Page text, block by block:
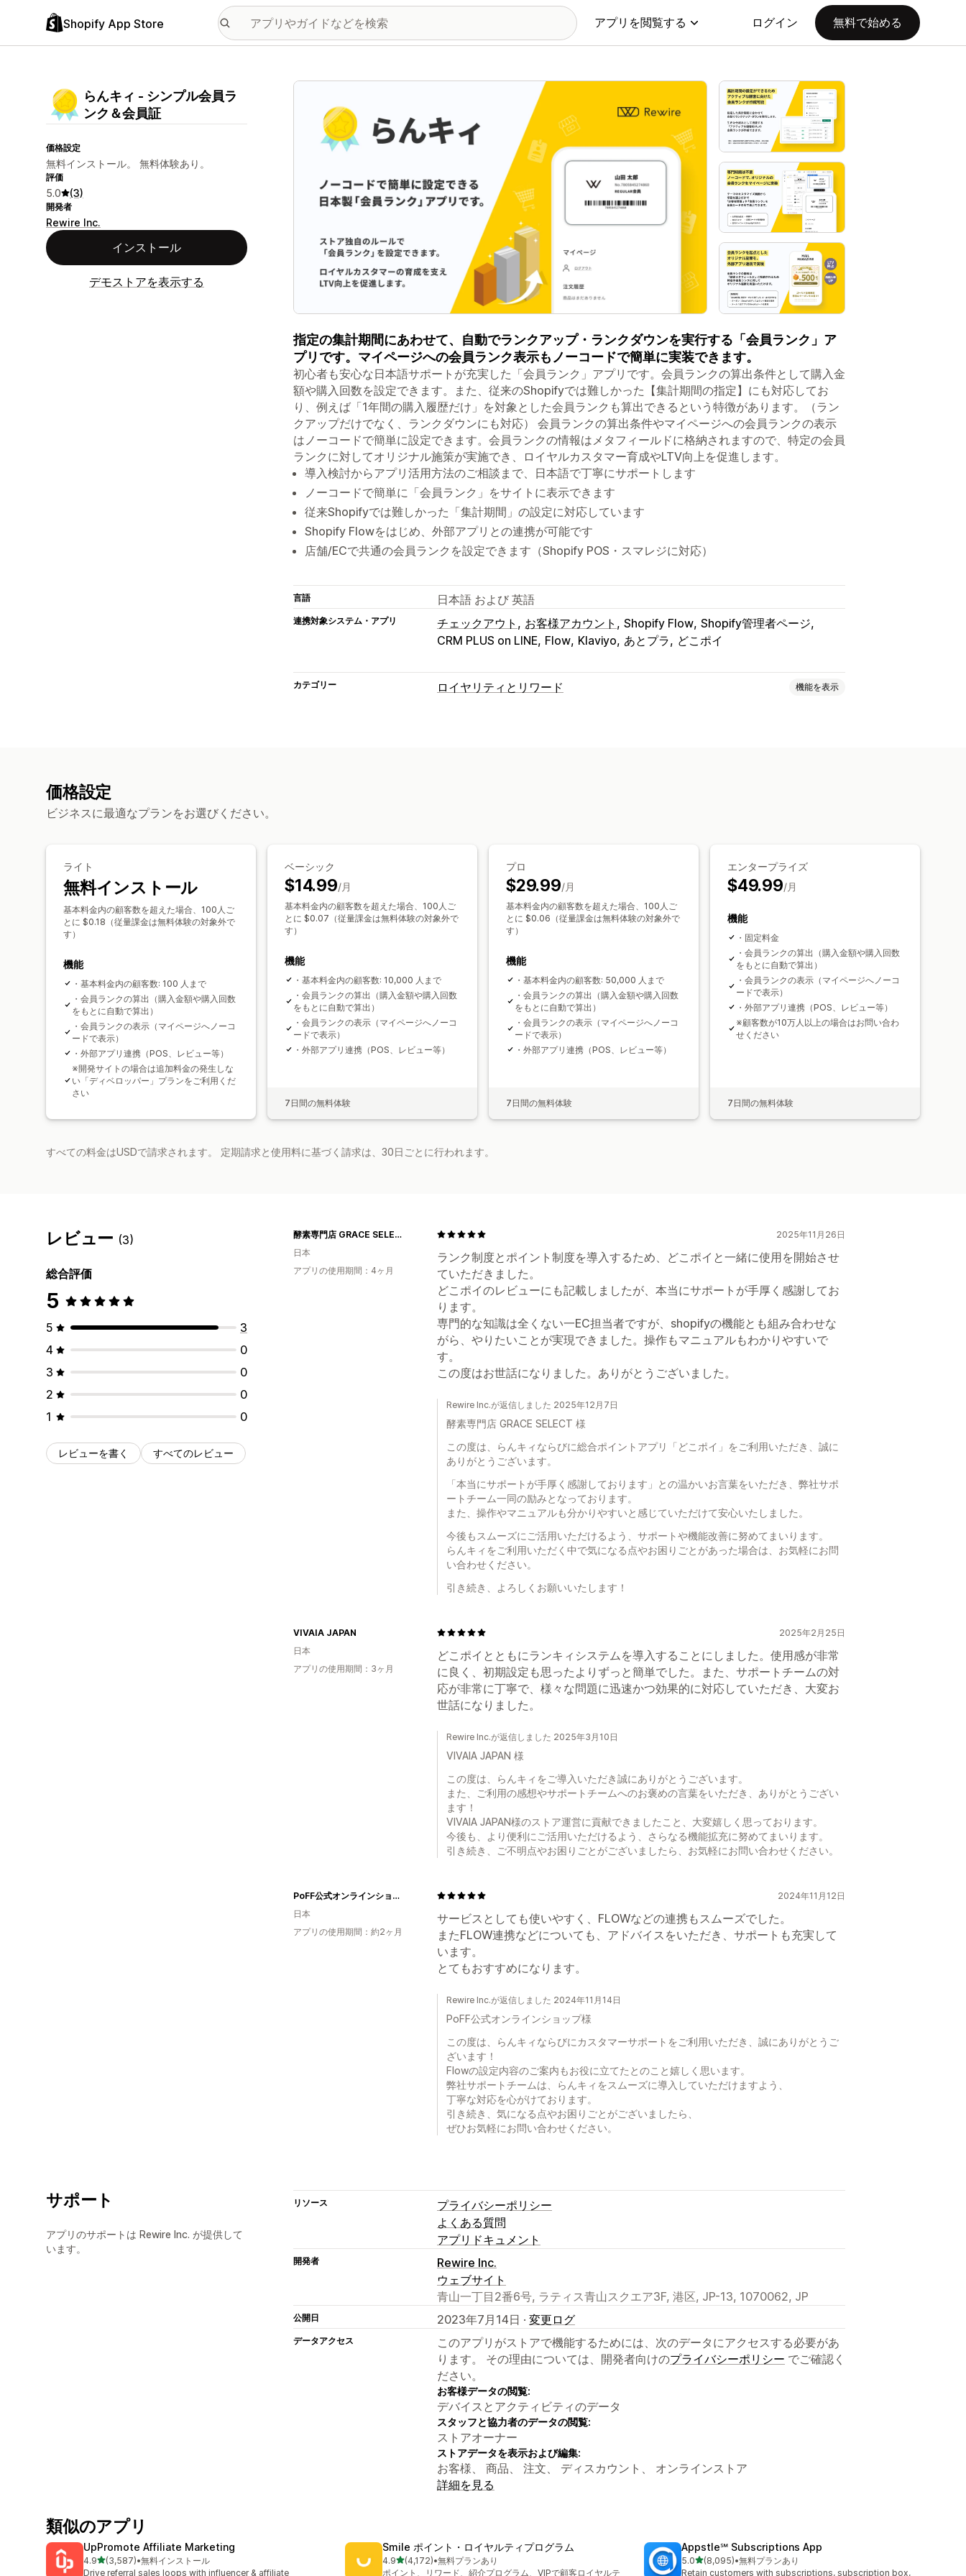
Shopify App Store アプリを閲覧する ログイン 無料で始める
らんキィ ‑ シンプル会員ラ
ンク＆会員証
価格設定
無料インストール。 無料体験あり。
評価
5.0 (3)
開発者
Rewire Inc.
インストール
デモストアを表示する
特集の画像ギャラリー
指定の集計期間にあわせて、自動でランクアップ・ランクダウンを実行する「会員ランク」ア
プリです。マイページへの会員ランク表示もノーコードで簡単に実装できます。
初心者も安心な日本語サポートが充実した「会員ランク」アプリです。会員ランクの算出条件として購入金
額や購入回数を設定できます。また、従来のShopifyでは難しかった【集計期間の指定】にも対応してお
り、例えば「1年間の購入履歴だけ」を対象とした会員ランクも算出できるという特徴があります。（ラン
クアップだけでなく、ランクダウンにも対応） 会員ランクの算出条件やマイページへの会員ランクの表示
はノーコードで簡単に設定できます。会員ランクの情報はメタフィールドに格納されますので、特定の会員
ランクに対してオリジナル施策が実施でき、ロイヤルカスタマー育成やLTV向上を促進します。
導入検討からアプリ活用方法のご相談まで、日本語で丁寧にサポートします
ノーコードで簡単に「会員ランク」をサイトに表示できます
従来Shopifyでは難しかった「集計期間」の設定に対応しています
Shopify Flowをはじめ、外部アプリとの連携が可能です
店舗/ECで共通の会員ランクを設定できます（Shopify POS・スマレジに対応）
言語 日本語 および 英語
連携対象システム・アプリ チェックアウト お客様アカウント Shopify Flow Shopify管理者ページ
CRM PLUS on LINE Flow Klaviyo あとプラ どこポイ
カテゴリー ロイヤリティとリワード 機能を表示
価格設定
ビジネスに最適なプランをお選びください。
ライト
無料インストール
基本料金内の顧客数を超えた場合、100人ご
とに $0.18（従量課金は無料体験の対象外で
す）
機能
・基本料金内の顧客数: 100 人まで
・会員ランクの算出（購入金額や購入回数
をもとに自動で算出）
・会員ランクの表示（マイページへノーコ
ードで表示）
・外部アプリ連携（POS、レビュー等）
※開発サイトの場合は追加料金の発生しな
い「ディベロッパー」プランをご利用くだ
さい
ベーシック
$14.99/月
基本料金内の顧客数を超えた場合、100人ご
とに $0.07（従量課金は無料体験の対象外で
す）
機能
・基本料金内の顧客数: 10,000 人まで
・会員ランクの算出（購入金額や購入回数
をもとに自動で算出）
・会員ランクの表示（マイページへノーコ
ードで表示）
・外部アプリ連携（POS、レビュー等）
7日間の無料体験
プロ
$29.99/月
基本料金内の顧客数を超えた場合、100人ご
とに $0.06（従量課金は無料体験の対象外で
す）
機能
・基本料金内の顧客数: 50,000 人まで
・会員ランクの算出（購入金額や購入回数
をもとに自動で算出）
・会員ランクの表示（マイページへノーコ
ードで表示）
・外部アプリ連携（POS、レビュー等）
7日間の無料体験
エンタープライズ
$49.99/月
機能
・固定料金
・会員ランクの算出（購入金額や購入回数
をもとに自動で算出）
・会員ランクの表示（マイページへノーコ
ードで表示）
・外部アプリ連携（POS、レビュー等）
※顧客数が10万人以上の場合はお問い合わ
せください
7日間の無料体験
すべての料金はUSDで請求されます。 定期請求と使用料に基づく請求は、30日ごとに行われます。
レビュー (3)
総合評価
5
5
3
4
0
3
0
2
0
1
0
レビューを書く すべてのレビュー
2025年11月26日
ランク制度とポイント制度を導入するため、どこポイと一緒に使用を開始させ
ていただきました。
どこポイのレビューにも記載しましたが、本当にサポートが手厚く感謝してお
ります。
専門的な知識は全くない一EC担当者ですが、shopifyの機能とも組み合わせな
がら、やりたいことが実現できました。操作もマニュアルもわかりやすいで
す。
この度はお世話になりました。ありがとうございました。
酵素専門店 GRACE SELECT
日本
アプリの使用期間：4ヶ月
Rewire Inc.が返信しました 2025年12月7日
酵素専門店 GRACE SELECT 様
この度は、らんキィならびに総合ポイントアプリ「どこポイ」をご利用いただき、誠に
ありがとうございます。
「本当にサポートが手厚く感謝しております」との温かいお言葉をいただき、弊社サポ
ートチーム一同の励みとなっております。
また、操作やマニュアルも分かりやすいと感じていただけて安心いたしました。
今後もスムーズにご活用いただけるよう、サポートや機能改善に努めてまいります。
らんキィをご利用いただく中で気になる点やお困りごとがあった場合は、お気軽にお問
い合わせください。
引き続き、よろしくお願いいたします！
2025年2月25日
どこポイとともにランキィシステムを導入することにしました。使用感が非常
に良く、初期設定も思ったよりずっと簡単でした。また、サポートチームの対
応が非常に丁寧で、様々な問題に迅速かつ効果的に対応していただき、大変お
世話になりました。
VIVAIA JAPAN
日本
アプリの使用期間：3ヶ月
Rewire Inc.が返信しました 2025年3月10日
VIVAIA JAPAN 様
この度は、らんキィをご導入いただき誠にありがとうございます。
また、ご利用の感想やサポートチームへのお褒めの言葉をいただき、ありがとうござい
ます！
VIVAIA JAPAN様のストア運営に貢献できましたこと、大変嬉しく思っております。
今後も、より便利にご活用いただけるよう、さらなる機能拡充に努めてまいります。
引き続き、ご不明点やお困りごとがございましたら、お気軽にお問い合わせください。
2024年11月12日
サービスとしても使いやすく、FLOWなどの連携もスムーズでした。
またFLOW連携などについても、アドバイスをいただき、サポートも充実して
います。
とてもおすすめになります。
PoFF公式オンラインショップ
日本
アプリの使用期間：約2ヶ月
Rewire Inc.が返信しました 2024年11月14日
PoFF公式オンラインショップ様
この度は、らんキィならびにカスタマーサポートをご利用いただき、誠にありがとうご
ざいます！
Flowの設定内容のご案内もお役に立てたとのこと嬉しく思います。
弊社サポートチームは、らんキィをスムーズに導入していただけますよう、
丁寧な対応を心がけております。
引き続き、気になる点やお困りごとがございましたら、
ぜひお気軽にお問い合わせください。
サポート
アプリのサポートは Rewire Inc. が提供して
います。
リソース
プライバシーポリシー
よくある質問
アプリドキュメント
開発者
Rewire Inc.
ウェブサイト
青山一丁目2番6号, ラティス青山スクエア3F, 港区, JP-13, 1070062, JP
公開日 2023年7月14日 · 変更ログ
データアクセス
このアプリがストアで機能するためには、次のデータにアクセスする必要があ
ります。 その理由については、開発者向けのプライバシーポリシー でご確認く
ださい。
お客様データの閲覧:
デバイスとアクティビティのデータ
スタッフと協力者のデータの閲覧:
ストアオーナー
ストアデータを表示および編集:
お客様、 商品、 注文、 ディスカウント、 オンラインストア
詳細を見る
類似のアプリ
UpPromote Affiliate Marketing
4.95つ星中
(3,587)
合計レビュー数：3587件
•無料インストール
Drive referral sales loops with influencer & affiliate
Smile ポイント・ロイヤルティプログラム
4.95つ星中
(4,172)
合計レビュー数：4172件
•無料プランあり
ポイント、リワード、紹介プログラム、VIPで顧客ロイヤルテ
Appstle℠ Subscriptions App
5.05つ星中
(8,095)
合計レビュー数：8095件
•無料プランあり
Retain customers with subscriptions, subscription box,